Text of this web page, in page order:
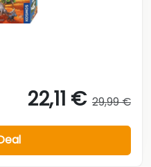
22,11 € 29,99 €